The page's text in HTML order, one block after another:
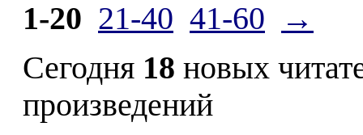
1-20 21-40 41-60
→
Сегодня 18 новых
произведений